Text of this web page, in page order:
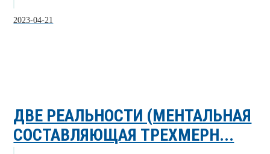
2023-04-21
ДВЕ РЕАЛЬНОСТИ (МЕНТАЛЬНАЯ
СОСТАВЛЯЮЩАЯ ТРЕХМЕРН...